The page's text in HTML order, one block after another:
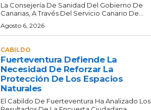
La Consejería De Sanidad Del Gobierno De
Canarias, A Través Del Servicio Canario De...
Agosto 6, 2026
CABILDO
Fuerteventura Defiende La
Necesidad De Reforzar La
Protección De Los Espacios
Naturales
El Cabildo De Fuerteventura Ha Analizado Los